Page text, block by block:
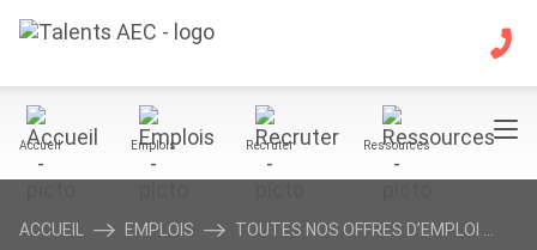
Accueil Emplois Recruter Ressources
ACCUEIL EMPLOIS TOUTES NOS OFFRES D’EMPLOI ...